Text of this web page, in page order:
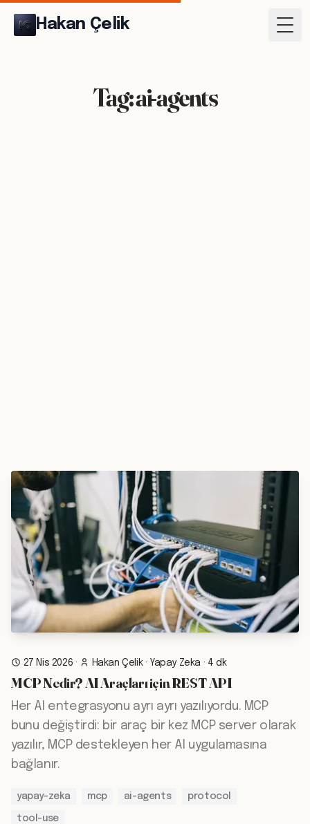
Hakan Çelik
Tag: ai-agents
27 Nis 2026 · Hakan Çelik· Yapay Zeka · 4 dk
MCP Nedir? AI Araçları için REST API
Her AI entegrasyonu ayrı ayrı yazılıyordu. MCP
bunu değiştirdi: bir araç bir kez MCP server olarak
yazılır, MCP destekleyen her AI uygulamasına
bağlanır.
yapay-zeka mcp ai-agents protocol
tool-use